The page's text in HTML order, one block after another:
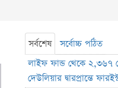
সর্বশেষ
সর্বোচ্চ পঠিত
লাইফ ফান্ড থেকে ২,৩৬৭
দেউলিয়ার দ্বারপ্রান্তে